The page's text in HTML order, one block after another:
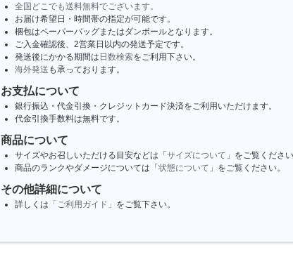
全国どこでも送料無料でございます。
お届け希望日・時間帯の指定が可能です。
梱包はペーパーバッグまたはダンボールとなります。
ご入金確認後、2営業日以内の発送予定です。
発送後にかかる期間は 日数検索をご利用下さい。
海外発送 も承っております。
お支払について
銀行振込・代金引換・クレジットカード決済をご利用いただけます。
代金引換手数料は無料です。
商品について
サイズやお召しいただける目安などは「 サイズについて 」をご覧ください
商品のランクやダメージについては「 状態について 」をご覧ください。
その他詳細について
詳しくは 「ご利用ガイド」 をご覧下さい。